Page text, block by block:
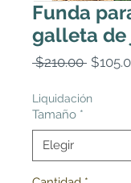
Funda
galleta de
$210.00 Precio
Liquidación
Tamaño *